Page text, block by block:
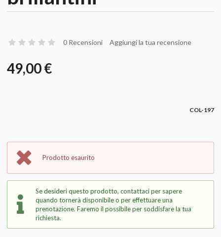
0 Recensioni Aggiungi la tua recensione
49,00 €
COL-197
Prodotto esaurito
Se desideri questo prodotto, contattaci per sapere
quando tornerà disponibile o per effettuare una
prenotazione. Faremo il possibile per soddisfare la tua
richiesta.